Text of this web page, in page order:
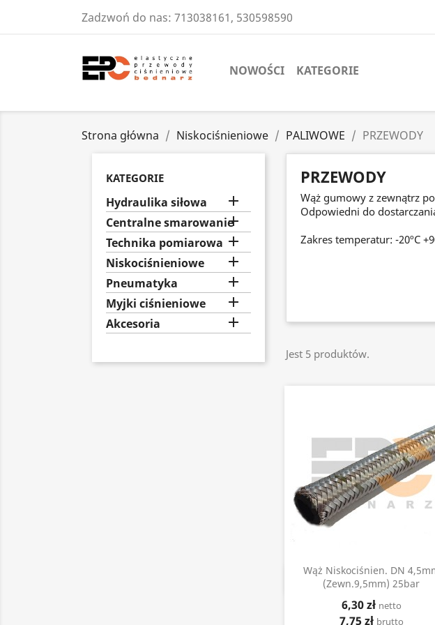
Zadzwoń do nas: 713038161, 530598590
NOWOŚCI KATEGORIE
Strona główna Niskociśnieniowe PALIWOWE PRZEWODY
KATEGORIE
Hydraulika siłowa 
Centralne smarowanie

Technika pomiarowa 
Niskociśnieniowe 
Pneumatyka 
Myjki ciśnieniowe 
Akcesoria 
PRZEWODY
Wąż gumowy z zewnątrz
Odpowiedni do
Zakres temperatur: -20ºC
Jest 5 produktów.
Wąż Niskociśnien. DN
(zewn.9,5mm) 25bar
6,30 zł netto
7,75 zł brutto
Szybki podgląd